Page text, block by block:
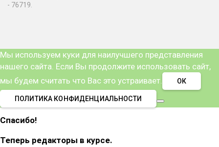
- 76719.
Мы используем куки для наилучшего представления
нашего сайта. Если Вы продолжите использовать сайт,
мы будем считать что Вас это устраивает.
ОК
ПОЛИТИКА КОНФИДЕНЦИАЛЬНОСТИ
Спасибо!
Теперь редакторы в курсе.